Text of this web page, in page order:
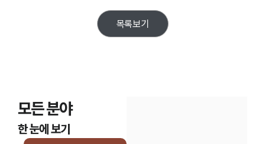
목록보기
모든 분야
한 눈에 보기